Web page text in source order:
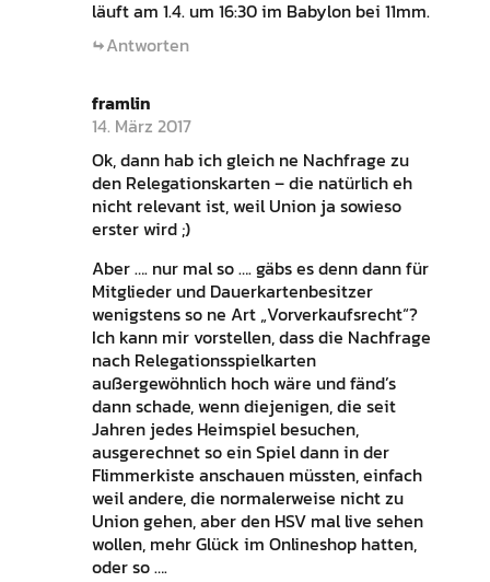
läuft am 1.4. um 16:30 im Babylon bei 11mm.
Antworten
framlin
14. März 2017
Ok, dann hab ich gleich ne Nachfrage zu
den Relegationskarten – die natürlich eh
nicht relevant ist, weil Union ja sowieso
erster wird ;)
Aber …. nur mal so …. gäbs es denn dann für
Mitglieder und Dauerkartenbesitzer
wenigstens so ne Art „Vorverkaufsrecht“?
Ich kann mir vorstellen, dass die Nachfrage
nach Relegationsspielkarten
außergewöhnlich hoch wäre und fänd’s
dann schade, wenn diejenigen, die seit
Jahren jedes Heimspiel besuchen,
ausgerechnet so ein Spiel dann in der
Flimmerkiste anschauen müssten, einfach
weil andere, die normalerweise nicht zu
Union gehen, aber den HSV mal live sehen
wollen, mehr Glück im Onlineshop hatten,
oder so ….